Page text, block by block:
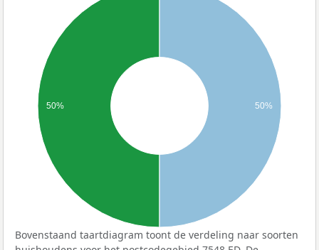
50% 50%
Bovenstaand taartdiagram toont de verdeling naar soorten